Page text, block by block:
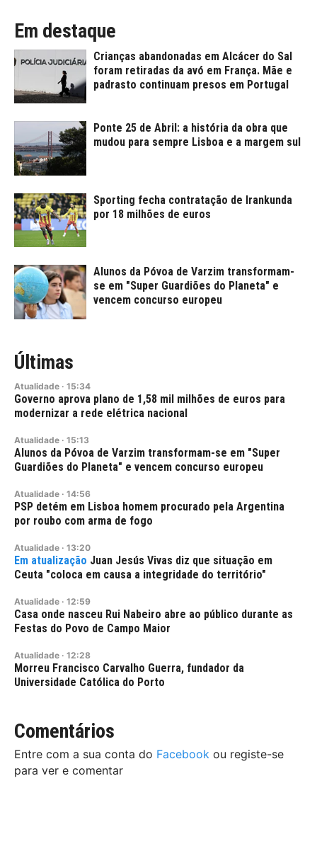
Em destaque
Crianças abandonadas em Alcácer do Sal
foram retiradas da avó em França. Mãe e
padrasto continuam presos em Portugal
Ponte 25 de Abril: a história da obra que
mudou para sempre Lisboa e a margem sul
Sporting fecha contratação de Irankunda
por 18 milhões de euros
Alunos da Póvoa de Varzim transformam-
se em "Super Guardiões do Planeta" e
vencem concurso europeu
Últimas
Atualidade · 15:34
Governo aprova plano de 1,58 mil milhões de euros para
modernizar a rede elétrica nacional
Atualidade · 15:13
Alunos da Póvoa de Varzim transformam-se em "Super
Guardiões do Planeta" e vencem concurso europeu
Atualidade · 14:56
PSP detém em Lisboa homem procurado pela Argentina
por roubo com arma de fogo
Atualidade · 13:20
Juan Jesús Vivas diz que situação em
Ceuta "coloca em causa a integridade do território"
Atualidade · 12:59
Casa onde nasceu Rui Nabeiro abre ao público durante as
Festas do Povo de Campo Maior
Atualidade · 12:28
Morreu Francisco Carvalho Guerra, fundador da
Universidade Católica do Porto
Comentários
Entre com a sua conta do Facebook ou registe-se
para ver e comentar